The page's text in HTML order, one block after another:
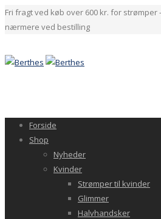
Fri fragt ved køb over 600 kr. for
nærmere ved bestilling
Forside
Shop
Nyheder
Kvinder
Strømper til kvinder
Glimmer
Halvhandsker